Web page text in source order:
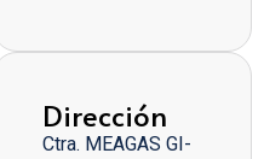
Dirección
Ctra. MEAGAS GI-